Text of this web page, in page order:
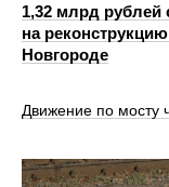
1,32 млрд
на
Новгороде
Движение по мосту